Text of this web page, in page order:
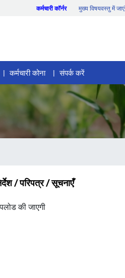
कर्मचारी कॉर्नर मुख्य विषयवस्तु में जाएं
कर्मचारी कोना संपर्क करें
/ परिपत्र / सूचनाएँ
की जाएगी